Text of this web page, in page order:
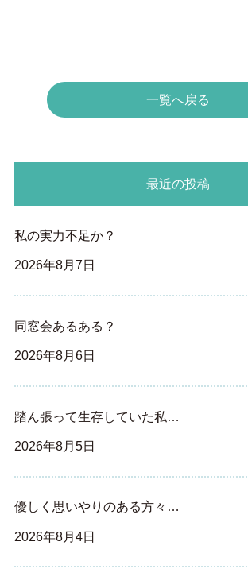
一覧へ戻る
最近の投稿
私の実力不足か？
2026年8月7日
同窓会あるある？
2026年8月6日
踏ん張って生存していた私…
2026年8月5日
優しく思いやりのある方々…
2026年8月4日